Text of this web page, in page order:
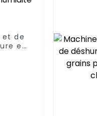
et de
et